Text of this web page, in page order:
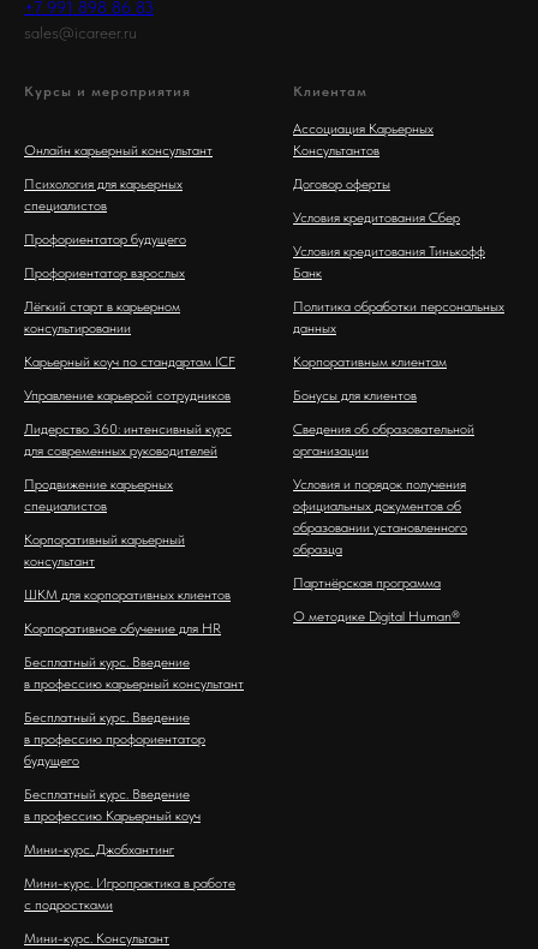
+7 991 898 86 83
sales@icareer.ru
Курсы и мероприятия
Онлайн карьерный консультант
Психология для карьерных
специалистов
Профориентатор будущего
Профориентатор взрослых
Лёгкий старт в карьерном
консультировании
Карьерный коуч по стандартам ICF
Управление карьерой сотрудников
Лидерство 360: интенсивный курс
для современных руководителей
Продвижение карьерных
специалистов
Корпоративный карьерный
консультант
ШКМ для корпоративных клиентов
Корпоративное обучение для HR
Бесплатный курс. Введение
в профессию карьерный консультант
Бесплатный курс. Введение
в профессию профориентатор
будущего
Бесплатный курс. Введение
в профессию Карьерный коуч
Мини-курс. Джобхантинг
Мини-курс. Игропрактика в работе
с подростками
Мини-курс. Консультант
Клиентам
Ассоциация Карьерных
Консультантов
Договор оферты
Условия кредитования Сбер
Условия кредитования Тинькофф
Банк
Политика обработки персональных
данных
Корпоративным клиентам
Бонусы для клиентов
Сведения об образовательной
организации
Условия и порядок получения
официальных документов об
образовании установленного
образца
Партнёрская программа
О методике Digital Human®